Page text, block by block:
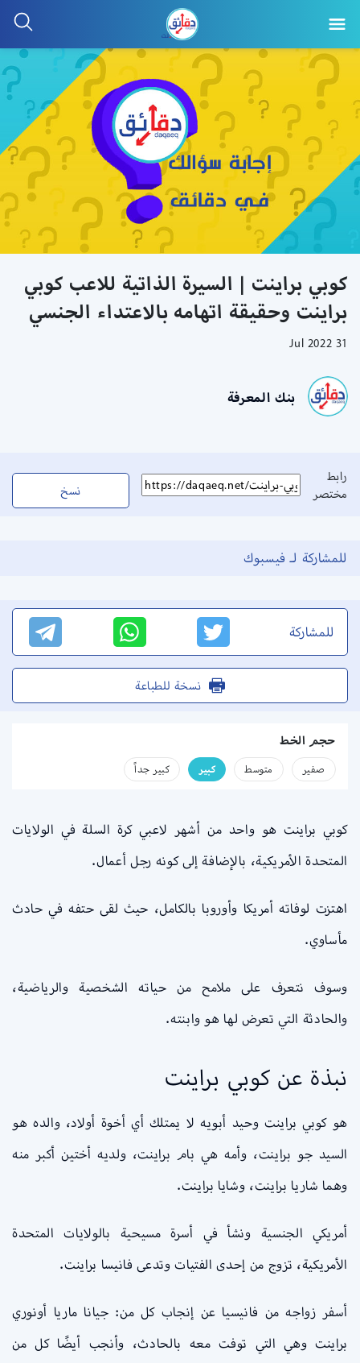
كوبي براينت | السيرة الذاتية للاعب كوبي
براينت وحقيقة اتهامه بالاعتداء الجنسي
31 Jul 2022
بنك المعرفة
رابط
مختصر
نسخ
للمشاركة لـ فيسبوك
للمشاركة
نسخة للطباعة
حجم الخط
صفير متوسط كبير كبير جداً
كوبي براينت هو واحد من أشهر لاعبي كرة السلة في الولايات
المتحدة الأمريكية، بالإضافة إلى كونه رجل أعمال.
اهتزت لوفاته أمريكا وأوروبا بالكامل، حيث لقى حتفه في حادث
مأساوي.
وسوف نتعرف على ملامح من حياته الشخصية والرياضية،
والحادثة التي تعرض لها هو وابنته.
نبذة عن كوبي براينت
هو كوبي براينت وحيد أبويه لا يمتلك أي أخوة أولاد، والده هو
السيد جو براينت، وأمه هي بام براينت، ولديه أختين أكبر منه
وهما شاريا براينت، وشايا براينت.
أمريكي الجنسية ونشأ في أسرة مسيحية بالولايات المتحدة
الأمريكية، تزوج من إحدى الفتيات وتدعى فانيسا براينت.
أسفر زواجه من فانيسيا عن إنجاب كل من: جيانا ماريا أونوري
براينت وهي التي توفت معه بالحادث، وأنجب أيضًا كل من